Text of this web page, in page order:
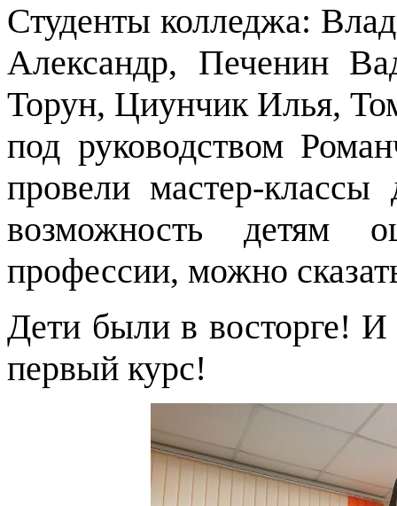
Студенты колледжа:
Александр, Печенин
Торун, Циунчик Илья,
под руководством
провели мастер-
возможность детям
профессии, можно
Дети были в восторге!
первый курс!